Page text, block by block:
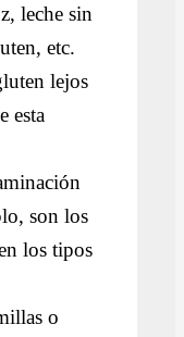
leche sin
etc.
lejos
esta
son los
los tipos
o